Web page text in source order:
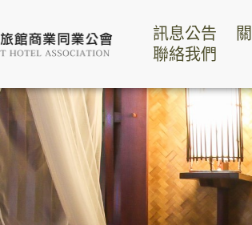
訊息公告
聯絡我們